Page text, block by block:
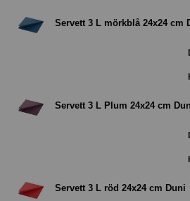
Servett 3 L mörkblå 24x24 cm
Servett 3 L Plum 24x24 cm
Servett 3 L röd 24x24 cm Duni